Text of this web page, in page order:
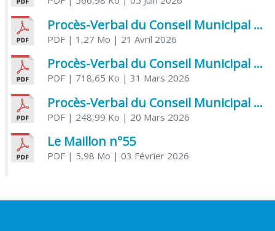
Procès-Verbal du Conseil Municipal du 21 avril 2026
PDF| 1,27 Mo | 21 Avril 2026
Procès-Verbal du Conseil Municipal du 31 mars 2026
PDF| 718,65 Ko | 31 Mars 2026
Procès-Verbal du Conseil Municipal du 20 mars 2026
PDF| 248,99 Ko | 20 Mars 2026
Le Maillon n°55
PDF| 5,98 Mo | 03 Février 2026